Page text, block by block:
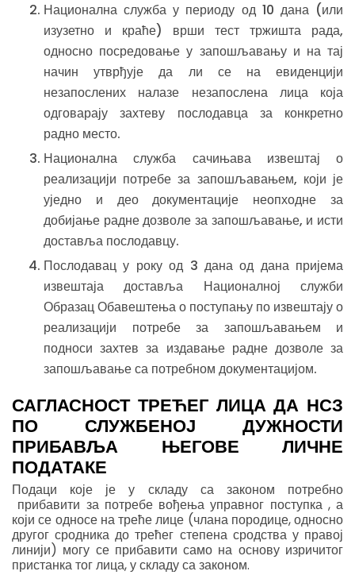
Национална служба у периоду од 10 дана (или
изузетно и краће) врши тест тржишта рада,
односно посредовање у запошљавању и на тај
начин утврђује да ли се на евиденцији
незапослених налазе незапослена лица која
одговарају захтеву послодавца за конкретно
радно место.
Национална служба сачињава извештај о
реализацији потребе за запошљавањем, који је
уједно и део документације неопходне за
добијање радне дозволе за запошљавање, и исти
доставља послодавцу.
Послодавац у року од 3 дана од дана пријема
извештаја доставља Националној служби
Образац Обавештења о поступању по извештају о
реализацији потребе за запошљавањем и
подноси захтев за издавање радне дозволе за
запошљавање са потребном документацијом.
САГЛАСНОСТ ТРЕЋЕГ ЛИЦА ДА НСЗ
ПО СЛУЖБЕНОЈ ДУЖНОСТИ
ПРИБАВЉА ЊЕГОВЕ ЛИЧНЕ
ПОДАТАКЕ
Подаци које је у складу са законом потребно
прибавити за потребе вођења управног поступка , а
који се односе на треће лице (члана породице, односно
другог сродника до трећег степена сродства у правој
линији) могу се прибавити само на основу изричитог
пристанка тог лица, у складу са законом.